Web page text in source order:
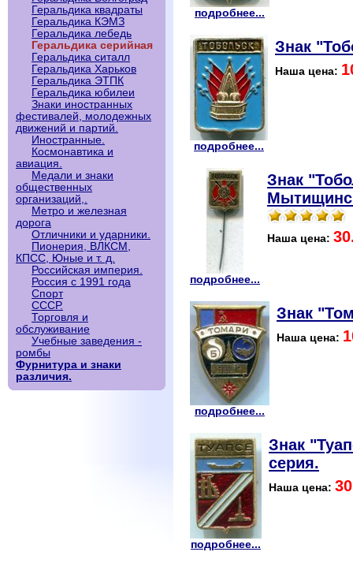
Геральдика квадраты
Геральдика КЭМЗ
Геральдика лебедь
Геральдика серийная
Геральдика ситалл
Геральдика Харьков
Геральдика ЭТПК
Геральдика юбилеи
Знаки иностранных
фестивалей, молодежных
движений и партий.
Иностранные.
Космонавтика и
авиация.
Медали и знаки
общественных
организаций,.
Метро и железная
дорога
Отличники и ударники.
Пионерия, ВЛКСМ,
КПСС, Юные и т. д.
Российская империя.
Россия с 1991 года
Спорт
СССР.
Торговля и
обслуживание
Учебные заведения -
ромбы
Фурнитура и знаки
различия.
подробнее...
подробнее...
Знак
Наша цена:
подробнее...
Знак
Наша цена:
подробнее...
Знак
Наша цена:
подробнее...
Знак
серия.
Наша цена: